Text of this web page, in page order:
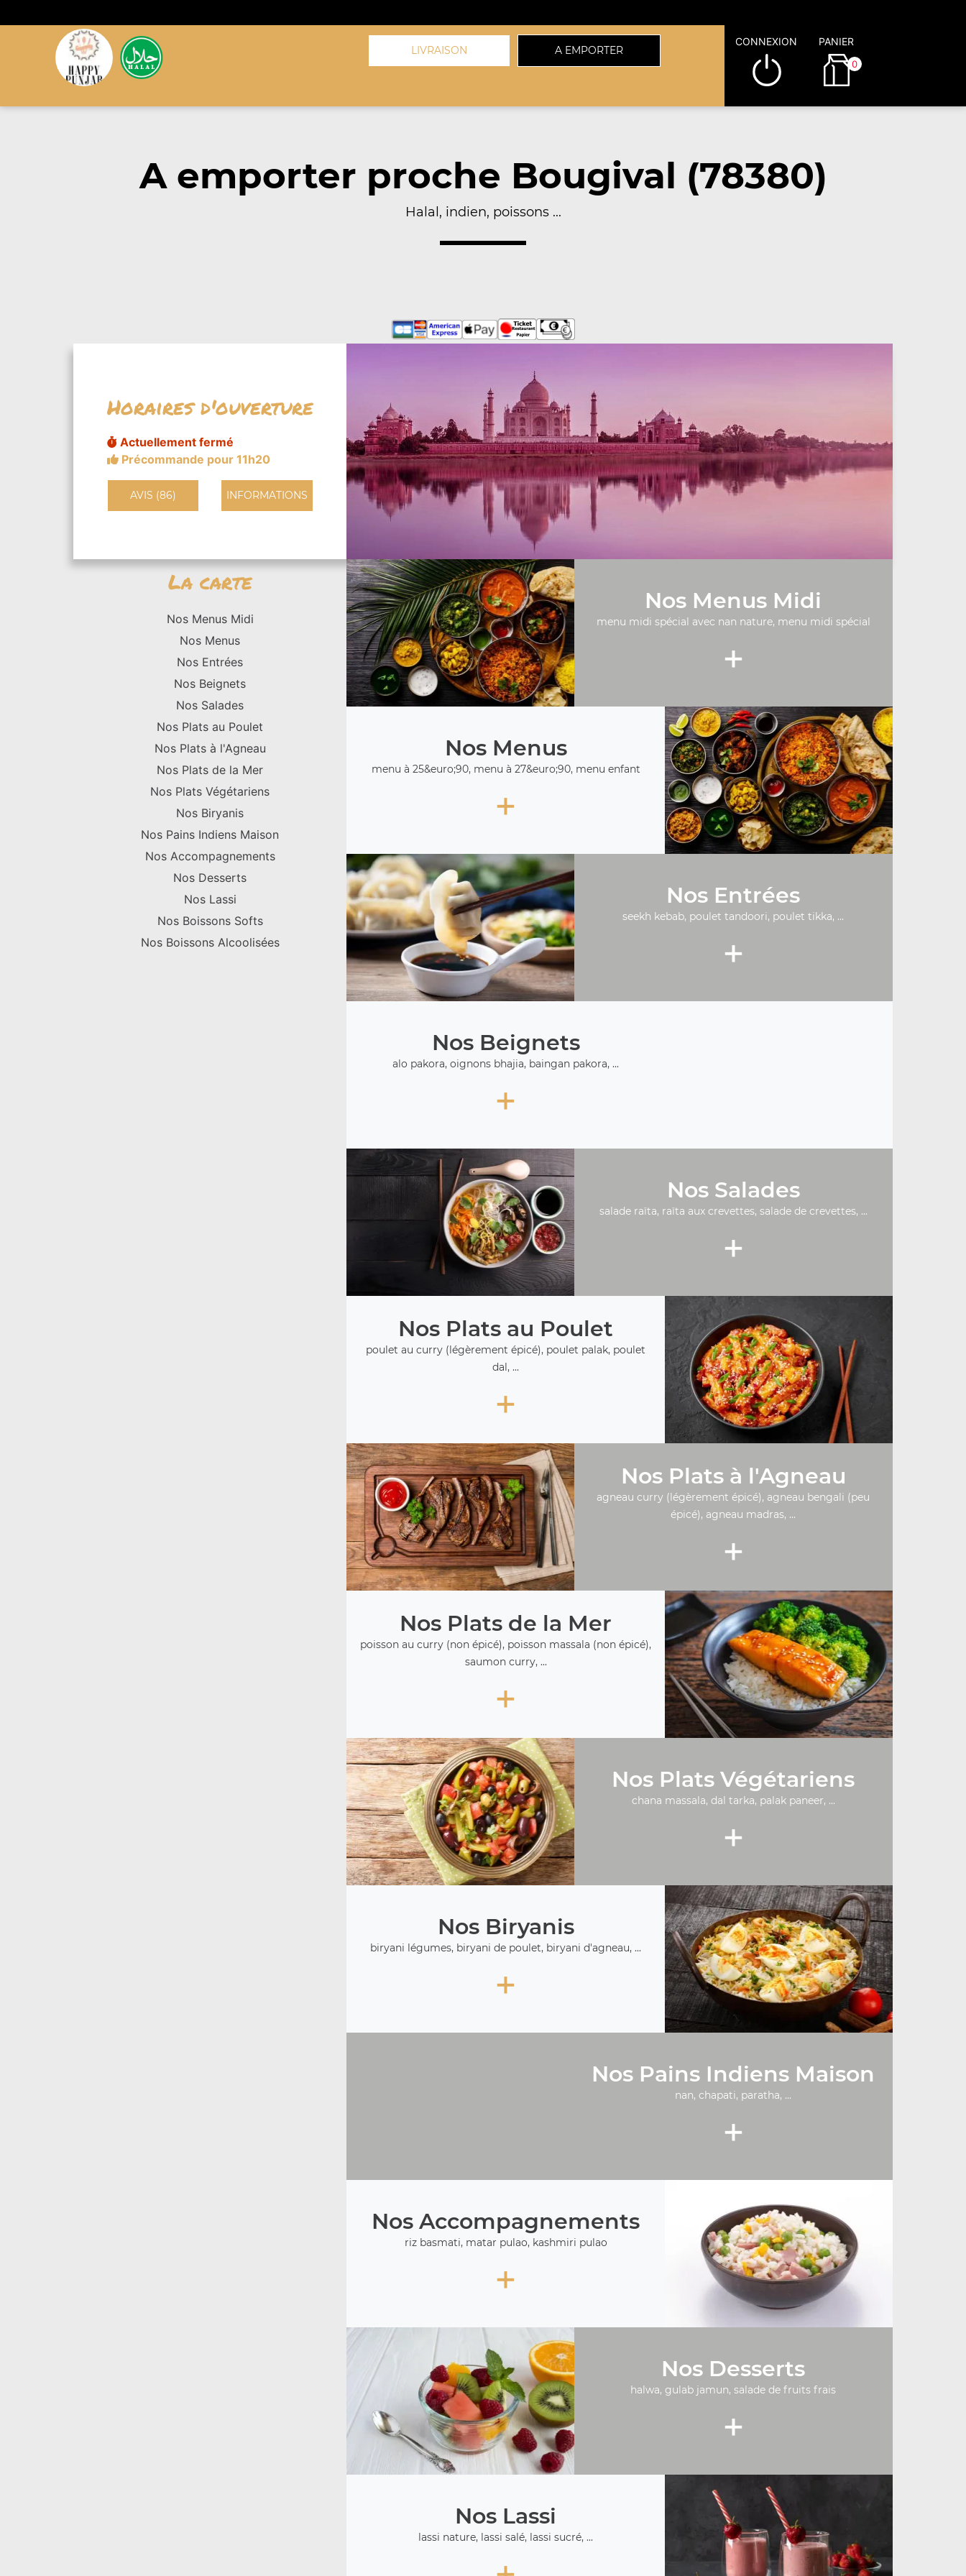
LIVRAISON A EMPORTER
CONNEXION PANIER
0
A emporter proche Bougival (78380)
Halal, indien, poissons ...
Horaires d'ouverture
Actuellement fermé
Précommande pour 11h20
AVIS (86) INFORMATIONS
La carte
Nos Menus Midi
Nos Menus
Nos Entrées
Nos Beignets
Nos Salades
Nos Plats au Poulet
Nos Plats à l'Agneau
Nos Plats de la Mer
Nos Plats Végétariens
Nos Biryanis
Nos Pains Indiens Maison
Nos Accompagnements
Nos Desserts
Nos Lassi
Nos Boissons Softs
Nos Boissons Alcoolisées
Nos Menus Midi
menu midi spécial avec nan nature, menu midi spécial
+
Nos Menus
menu à 25&euro;90, menu à 27&euro;90, menu enfant
+
Nos Entrées
seekh kebab, poulet tandoori, poulet tikka, ...
+
Nos Beignets
alo pakora, oignons bhajia, baingan pakora, ...
+
Nos Salades
salade raïta, raïta aux crevettes, salade de crevettes, ...
+
Nos Plats au Poulet
poulet au curry (légèrement épicé), poulet palak, poulet
dal, ...
+
Nos Plats à l'Agneau
agneau curry (légèrement épicé), agneau bengali (peu
épicé), agneau madras, ...
+
Nos Plats de la Mer
poisson au curry (non épicé), poisson massala (non épicé),
saumon curry, ...
+
Nos Plats Végétariens
chana massala, dal tarka, palak paneer, ...
+
Nos Biryanis
biryani légumes, biryani de poulet, biryani d'agneau, ...
+
Nos Pains Indiens Maison
nan, chapati, paratha, ...
+
Nos Accompagnements
riz basmati, matar pulao, kashmiri pulao
+
Nos Desserts
halwa, gulab jamun, salade de fruits frais
+
Nos Lassi
lassi nature, lassi salé, lassi sucré, ...